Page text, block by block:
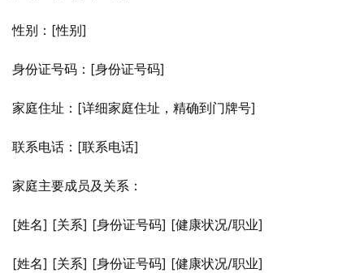
性别：[性别]
身份证号码：[身份证号码]
家庭住址：[详细家庭住址，精确到门牌号]
联系电话：[联系电话]
家庭主要成员及关系：
[姓名] [关系] [身份证号码] [健康状况/职业]
[姓名] [关系] [身份证号码] [健康状况/职业]